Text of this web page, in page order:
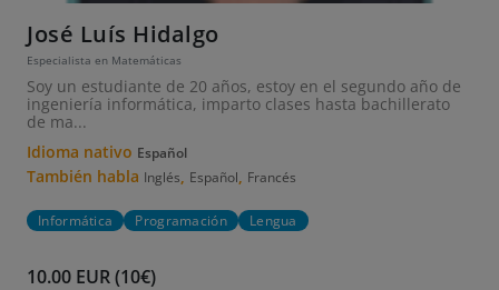
José Luís Hidalgo
Especialista en Matemáticas
Soy un estudiante de 20 años, estoy en el segundo año de
ingeniería informática, imparto clases hasta bachillerato
de ma...
Idioma nativo Español
También habla Inglés Español Francés
Informática Programación Lengua
10.00 EUR (10€)